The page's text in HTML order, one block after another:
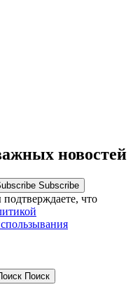
новостей
Subscribe
что
Поиск